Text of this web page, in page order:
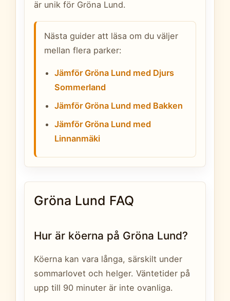
är unik för Gröna Lund.
Nästa guider att läsa om du väljer
mellan flera parker:
Jämför Gröna Lund med Djurs
Sommerland
Jämför Gröna Lund med Bakken
Jämför Gröna Lund med
Linnanmäki
Gröna Lund FAQ
Hur är köerna på Gröna Lund?
Köerna kan vara långa, särskilt under
sommarlovet och helger. Väntetider på
upp till 90 minuter är inte ovanliga.